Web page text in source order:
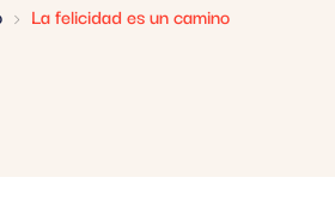
La felicidad es un camino